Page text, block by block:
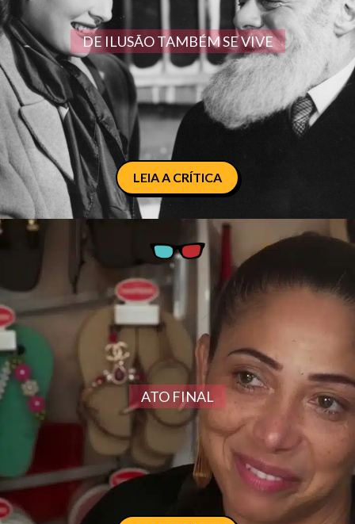
DE ILUSÃO TAMBÉM SE VIVE
LEIA A CRÍTICA
ATO FINAL